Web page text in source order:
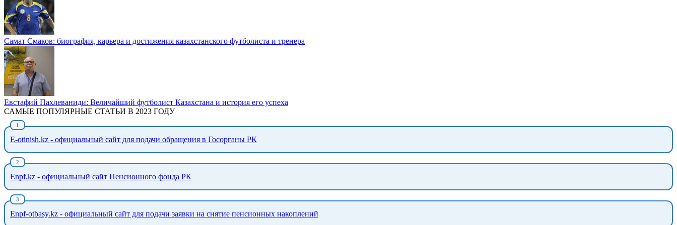
Самат Смаков: биография, карьера и достижения казахстанского футболиста и тренера
Евстафий Пахлеваниди: Величайший футболист Казахстана и история его успеха
САМЫЕ ПОПУЛЯРНЫЕ СТАТЬИ В 2023 ГОДУ
E-otinish.kz - официальный сайт для подачи обращения в Госорганы РК
Enpf.kz - официальный сайт Пенсионного фонда РК
Enpf-otbasy.kz - официальный сайт для подачи заявки на снятие пенсионных накоплений